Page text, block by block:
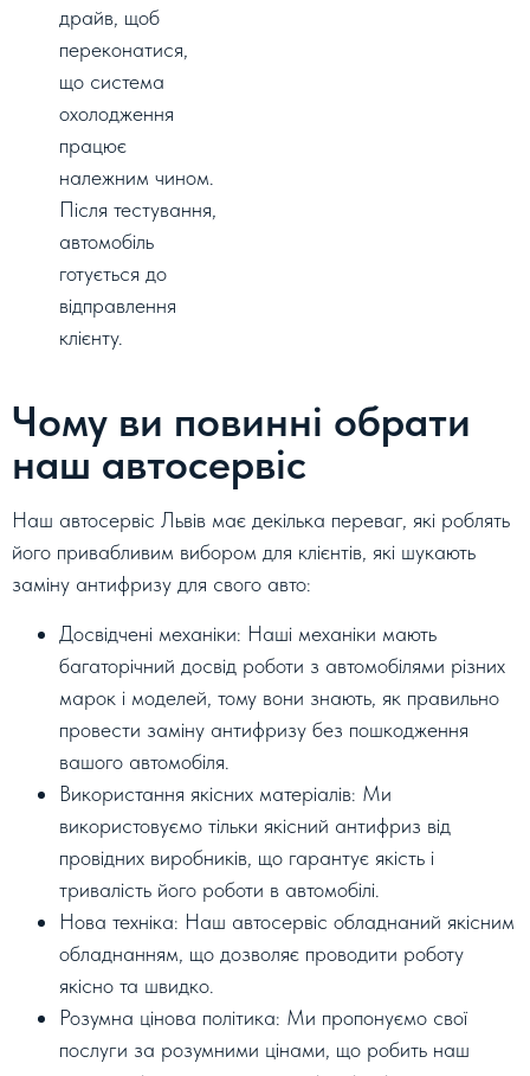
драйв, щоб
переконатися,
що система
охолодження
працює
належним чином.
Після тестування,
автомобіль
готується до
відправлення
клієнту.
Чому ви повинні обрати
наш автосервіс
Наш автосервіс Львів має декілька переваг, які роблять
його привабливим вибором для клієнтів, які шукають
заміну антифризу для свого авто:
Досвідчені механіки: Наші механіки мають
багаторічний досвід роботи з автомобілями різних
марок і моделей, тому вони знають, як правильно
провести заміну антифризу без пошкодження
вашого автомобіля.
Використання якісних матеріалів: Ми
використовуємо тільки якісний антифриз від
провідних виробників, що гарантує якість і
тривалість його роботи в автомобілі.
Нова техніка: Наш автосервіс обладнаний якісним
обладнанням, що дозволяє проводити роботу
якісно та швидко.
Розумна цінова політика: Ми пропонуємо свої
послуги за розумними цінами, що робить наш